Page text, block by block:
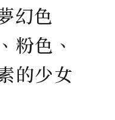
幻色
粉色、
的少女